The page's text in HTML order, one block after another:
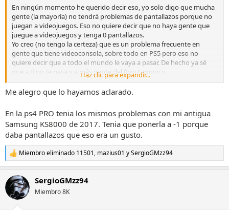
En ningún momento he querido decir eso, yo solo digo que mucha
gente (la mayoría) no tendrá problemas de pantallazos porque no
juegan a videojuegos. Eso no quiere decir que no haya gente que
juegue a videojuegos y tenga 0 pantallazos.
Yo creo (no tengo la certeza) que es un problema frecuente en
gente que tiene videoconsola, sobre todo en PS5 pero eso no
quiere decir que a todo el mundo le vaya a pasar. De hecho ya sé
que a tí no te pasa y a más gente del foro tampoco.
Por otra parte, Samsung debe estar al corriente para que
recomienden poner los ajustes del 4K en el menú de PS5 a -1...
Haz clic para expandir...
Me alegro que lo hayamos aclarado.
En la ps4 PRO tenia los mismos problemas con mi antigua
Samsung KS8000 de 2017. Tenia que ponerla a -1 porque
daba pantallazos que eso era un gusto.
R
e
c
c
i
Miembro eliminado 11501, mazius01 ySergioGMzz94
SergioGMzz94
Miembro 8K